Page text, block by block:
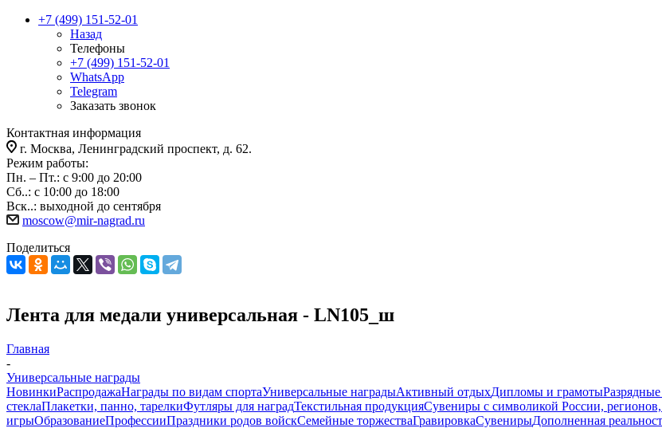
+7 (499) 151-52-01
Назад
Телефоны
+7 (499) 151-52-01
WhatsApp
Telegram
Заказать звонок
Контактная информация
г. Москва, Ленинградский проспект, д. 62.
Режим работы:
Пн. – Пт.: с 9:00 до 20:00
Сб..: с 10:00 до 18:00
Вск..: выходной до сентября
moscow@mir-nagrad.ru
Поделиться
Лента для медали универсальная - LN105_ш
Главная
-
Универсальные награды
НовинкиРаспродажаНаграды по видам спортаУниверсальные наградыАктивный отдыхДипломы и грамоты
стеклаПлакетки, панно, тарелкиФутляры для наградТекстильная продукцияСувениры с символикой России, регионов,
игрыОбразованиеПрофессииПраздники родов войскСемейные торжестваГравировкаСувенирыДополненная